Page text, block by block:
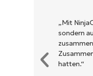
„Mit
sondern
hatten.“